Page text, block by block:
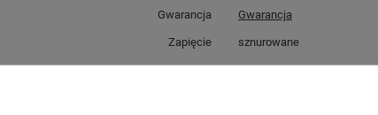
Gwarancja Gwarancja
Zapięcie sznurowane
Stan Nowy